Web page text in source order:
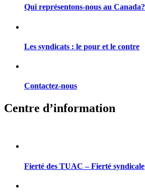
Qui représentons-nous au Canada?
Les syndicats : le pour et le contre
Contactez-nous
Centre d’information
Fierté des TUAC – Fierté syndicale